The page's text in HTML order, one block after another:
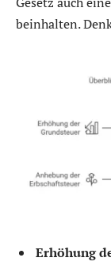
beinhalten.
Erhöhung